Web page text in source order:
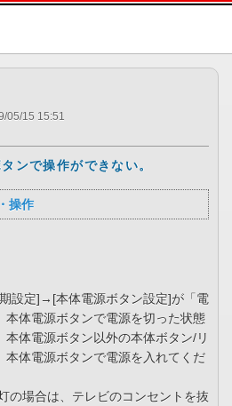
ページの本文へ
05/15 15:51
ンで操作ができない。
操作
設定]→[本体電源ボタン設定]が「電
本体電源ボタンで電源を切った状態
本体電源ボタン以外の本体ボタン/リ
本体電源ボタンで電源を入れてくだ
の場合は、テレビのコンセントを抜